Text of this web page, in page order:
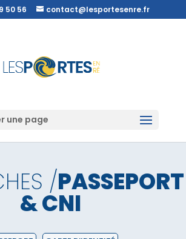
50 56 contact@lesportesenre.fr
une page
/PASSEPORT
& CNI